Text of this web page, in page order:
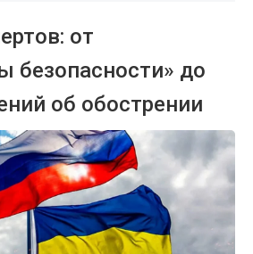
от
безопасности» до
об обострении